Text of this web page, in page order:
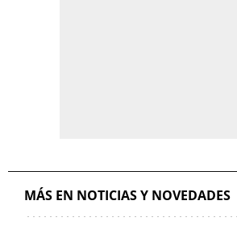
MÁS EN NOTICIAS Y NOVEDADES